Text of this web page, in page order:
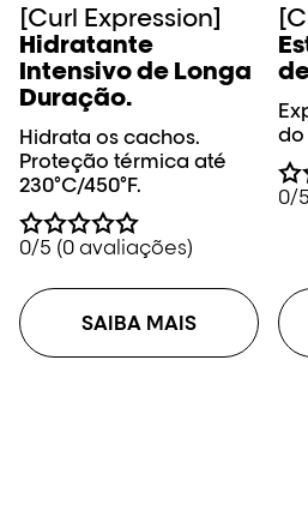
[Curl Expression]
Hidratante
Intensivo de Longa
Duração​.
Hidrata os cachos.
Proteção térmica até
230°C/450°F.
0/5 (0 avaliações)
SAIBA MAIS
do
0/